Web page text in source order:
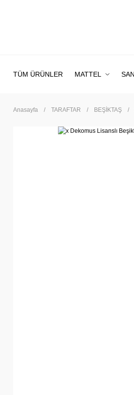
TÜM ÜRÜNLER MATTEL
Anasayfa TARAFTAR BEŞİKTAŞ